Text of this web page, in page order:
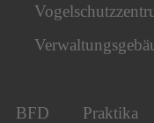
BFD Praktika